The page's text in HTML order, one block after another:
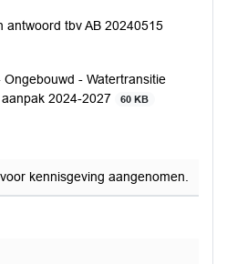
antwoord tbv AB 20240515
Ongebouwd - Watertransitie
2024-2027
60 KB
kennisgeving aangenomen.